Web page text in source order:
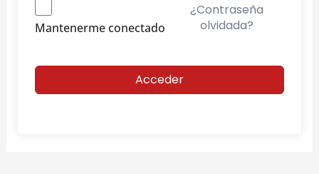
Mantenerme conectado
¿Contraseña
olvidada?
Acceder